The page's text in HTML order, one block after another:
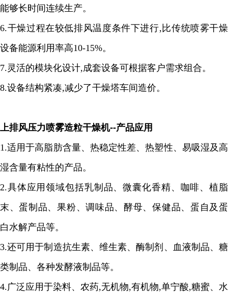
能够长时间连续生产。
6.干燥过程在较低排风温度条件下进行, 比传统喷雾干燥
设备能源利用率高10-15%。
7.灵活的模块化设计,成套设备可根据客户需求组合。
8.设备结构紧凑,减少了干燥塔车间造价。
上排风压力喷雾造粒干燥机--产品应用
1.适用于高脂肪含量、热稳定性差、热塑性、易吸湿及高
湿含量有粘性的产品。
2.具体应用领域包括乳制品、微囊化香精、咖啡、植脂
末、蛋制品、果粉、调味品、酵母、保健品、蛋自及蛋
白水解产品等。
3.还可用于制造抗生素、维生素、酶制剂、血液制品、糖
类制品、各种发酵液制品等。
4.广泛应用于染料、农药,无机物,有机物,单宁酸,糖蜜、水